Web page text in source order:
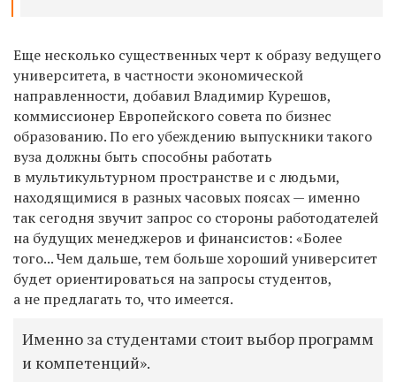
Еще несколько существенных черт к образу ведущего
университета, в частности экономической
направленности, добавил Владимир Курешов,
коммиссионер Европейского совета по бизнес
образованию. По его убеждению выпускники такого
вуза должны быть способны работать
в мультикультурном пространстве и с людьми,
находящимися в разных часовых поясах — именно
так сегодня звучит запрос со стороны работодателей
на будущих менеджеров и финансистов: «Более
того... Чем дальше, тем больше хороший университет
будет ориентироваться на запросы студентов,
а не предлагать то, что имеется.
Именно за студентами стоит выбор программ
и компетенций».